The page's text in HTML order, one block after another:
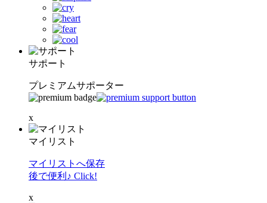
サポート
プレミアムサポーター
x
マイリスト
マイリストへ保存
後で便利♪ Click!
x